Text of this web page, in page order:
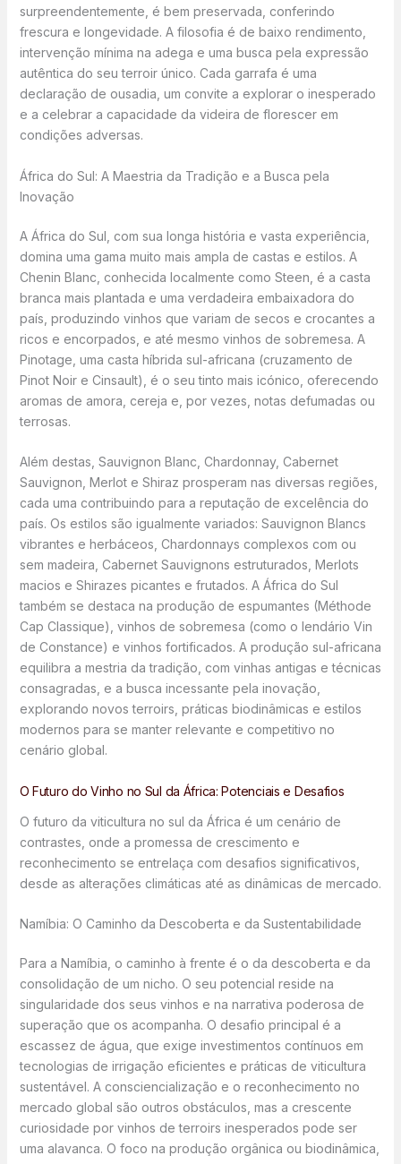
surpreendentemente, é bem preservada, conferindo
frescura e longevidade. A filosofia é de baixo rendimento,
intervenção mínima na adega e uma busca pela expressão
autêntica do seu terroir único. Cada garrafa é uma
declaração de ousadia, um convite a explorar o inesperado
e a celebrar a capacidade da videira de florescer em
condições adversas.
África do Sul: A Maestria da Tradição e a Busca pela
Inovação
A África do Sul, com sua longa história e vasta experiência,
domina uma gama muito mais ampla de castas e estilos. A
Chenin Blanc, conhecida localmente como Steen, é a casta
branca mais plantada e uma verdadeira embaixadora do
país, produzindo vinhos que variam de secos e crocantes a
ricos e encorpados, e até mesmo vinhos de sobremesa. A
Pinotage, uma casta híbrida sul-africana (cruzamento de
Pinot Noir e Cinsault), é o seu tinto mais icónico, oferecendo
aromas de amora, cereja e, por vezes, notas defumadas ou
terrosas.
Além destas, Sauvignon Blanc, Chardonnay, Cabernet
Sauvignon, Merlot e Shiraz prosperam nas diversas regiões,
cada uma contribuindo para a reputação de excelência do
país. Os estilos são igualmente variados: Sauvignon Blancs
vibrantes e herbáceos, Chardonnays complexos com ou
sem madeira, Cabernet Sauvignons estruturados, Merlots
macios e Shirazes picantes e frutados. A África do Sul
também se destaca na produção de espumantes (Méthode
Cap Classique), vinhos de sobremesa (como o lendário Vin
de Constance) e vinhos fortificados. A produção sul-africana
equilibra a mestria da tradição, com vinhas antigas e técnicas
consagradas, e a busca incessante pela inovação,
explorando novos terroirs, práticas biodinâmicas e estilos
modernos para se manter relevante e competitivo no
cenário global.
O Futuro do Vinho no Sul da África: Potenciais e Desafios
O futuro da viticultura no sul da África é um cenário de
contrastes, onde a promessa de crescimento e
reconhecimento se entrelaça com desafios significativos,
desde as alterações climáticas até as dinâmicas de mercado.
Namíbia: O Caminho da Descoberta e da Sustentabilidade
Para a Namíbia, o caminho à frente é o da descoberta e da
consolidação de um nicho. O seu potencial reside na
singularidade dos seus vinhos e na narrativa poderosa de
superação que os acompanha. O desafio principal é a
escassez de água, que exige investimentos contínuos em
tecnologias de irrigação eficientes e práticas de viticultura
sustentável. A consciencialização e o reconhecimento no
mercado global são outros obstáculos, mas a crescente
curiosidade por vinhos de terroirs inesperados pode ser
uma alavanca. O foco na produção orgânica ou biodinâmica,